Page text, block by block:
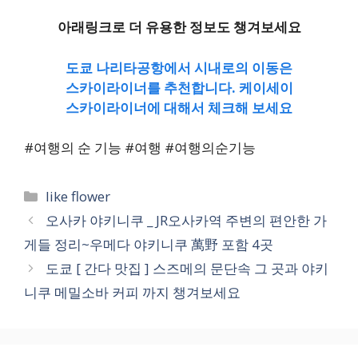
아래링크로 더 유용한 정보도 챙겨보세요
도쿄 나리타공항에서 시내로의 이동은
스카이라이너를 추천합니다. 케이세이
스카이라이너에 대해서 체크해 보세요
#여행의 순 기능 #여행 #여행의순기능
카
테
리
like flower
오사카 야키니쿠 _ JR오사카역 주변의 편안한 가
게들 정리~우메다 야키니쿠 萬野 포함 4곳
도쿄 [ 간다 맛집 ] 스즈메의 문단속 그 곳과 야키
니쿠 메밀소바 커피 까지 챙겨보세요